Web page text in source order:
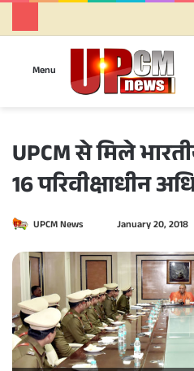
Menu
UPCM से मिले
16 परिवीक्षाधीन
UPCM News
n
d
a
n
e
m
January 20, 2018